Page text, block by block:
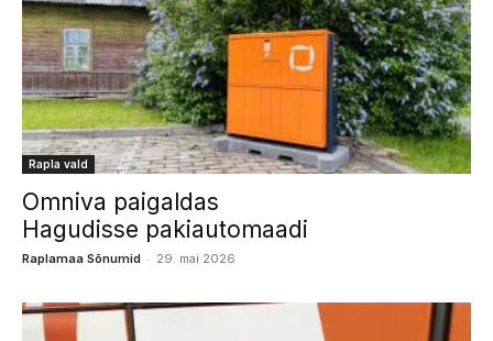
Rapla vald
Omniva paigaldas
Hagudisse pakiautomaadi
Raplamaa Sõnumid - 29. mai 2026